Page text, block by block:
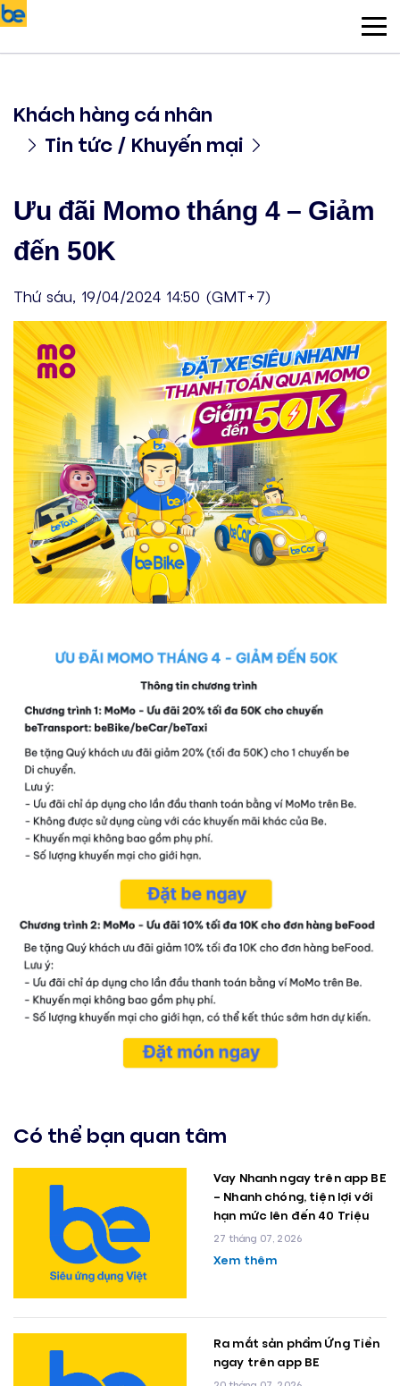
Khách hàng cá nhân
Tin tức / Khuyến mại
Ưu đãi Momo tháng 4 – Giảm
đến 50K
Thứ sáu, 19/04/2024 14:50 (GMT+7)
Có thể bạn quan tâm
Vay Nhanh ngay trên app BE
– Nhanh chóng, tiện lợi với
hạn mức lên đến 40 Triệu
27 tháng 07, 2026
Xem thêm
Ra mắt sản phẩm Ứng Tiền
ngay trên app BE